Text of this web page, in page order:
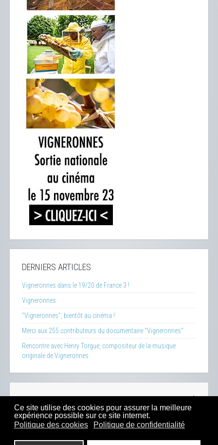
Ce site utilise des cookies pour assurer la meilleure
expérience possible sur ce site internet.
Politique des cookies
Politique de confidentialité
DERNIERS ARTICLES
Vigneronnes dans le 19/20 de France 3 !
Vigneronnes
"Vigneronnes", bientôt au cinéma !
Merci aux 255 contributeurs du documentaire "Vigneronnes"
Rencontre avec Henry Torgue, compositeur de la musique
originale de Vigneronnes
100% Bio-Presse -Sitemap -Mentions Légales-Contacts
- Boutique